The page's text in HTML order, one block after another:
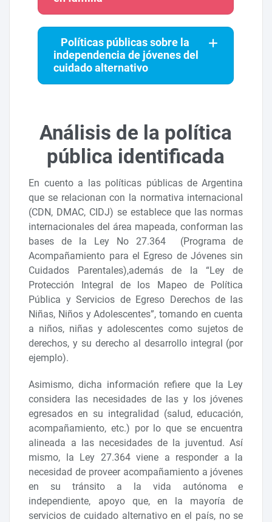
Políticas públicas sobre la
independencia de jóvenes del
cuidado alternativo
Análisis de la política
pública identificada
En cuento a las políticas públicas de Argentina
que se relacionan con la normativa internacional
(CDN, DMAC, CIDJ) se establece que las normas
internacionales del área mapeada, conforman las
bases de la Ley No 27.364 (Programa de
Acompañamiento para el Egreso de Jóvenes sin
Cuidados Parentales),además de la “Ley de
Protección Integral de los Mapeo de Política
Pública y Servicios de Egreso Derechos de las
Niñas, Niños y Adolescentes”, tomando en cuenta
a niños, niñas y adolescentes como sujetos de
derechos, y su derecho al desarrollo integral (por
ejemplo).
Asimismo, dicha información refiere que la Ley
considera las necesidades de las y los jóvenes
egresados en su integralidad (salud, educación,
acompañamiento, etc.) por lo que se encuentra
alineada a las necesidades de la juventud. Así
mismo, la Ley 27.364 viene a responder a la
necesidad de proveer acompañamiento a jóvenes
en su tránsito a la vida autónoma e
independiente, apoyo que, en la mayoría de
servicios de cuidado alternativo en el país, no se